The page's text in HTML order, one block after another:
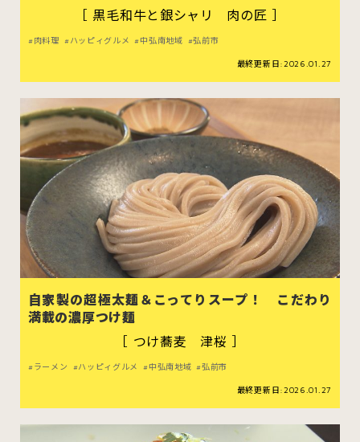
［ 黒毛和牛と銀シャリ 肉の匠 ］
肉料理 ハッピィグルメ 中弘南地域 弘前市
最終更新日:2026.01.27
自家製の超極太麺＆こってりスープ！ こだわり
満載の濃厚つけ麺
［ つけ蕎麦 津桜 ］
ラーメン ハッピィグルメ 中弘南地域 弘前市
最終更新日:2026.01.27